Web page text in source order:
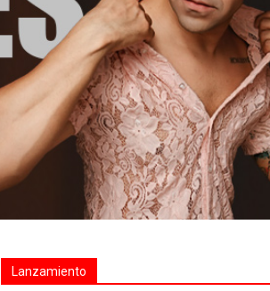
Lanzamiento